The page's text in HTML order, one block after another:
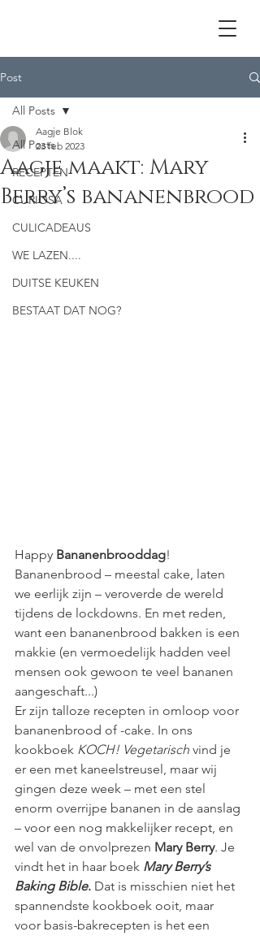
Post
All Posts
RECEPTEN
CURIOSA
CULICADEAUS
WE LAZEN....
DUITSE KEUKEN
BESTAAT DAT NOG?
All Posts
Aagje maakt: Mary
Berry’s bananenbrood
Aagje Blok
23 feb 2023
Happy Bananenbrooddag!
Bananenbrood – meestal cake, laten
we eerlijk zijn – veroverde de wereld
tijdens de lockdowns. En met reden,
want een bananenbrood bakken is een
makkie (en vermoedelijk hadden veel
mensen ook gewoon te veel bananen
aangeschaft...)
Er zijn talloze recepten in omloop voor
bananenbrood of -cake. In ons
kookboek KOCH! Vegetarisch vind je
er een met kaneelstreusel, maar wij
gingen deze week – met een stel
enorm overrijpe bananen in de aanslag
– voor een nog makkelijker recept, en
wel van de onvolprezen Mary Berry. Je
vindt het in haar boek Mary Berry’s
Baking Bible. Dat is misschien niet het
spannendste kookboek ooit, maar
voor basis-bakrecepten is het een